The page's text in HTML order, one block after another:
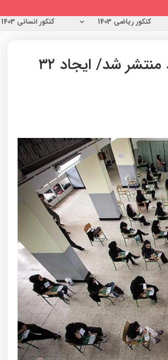
کنکور ریاضی 1403 کنکور انسانی 1403
اصلاحات دفترچه انتخاب رشته ارشد منتشر شد/ ایجاد ۳۲